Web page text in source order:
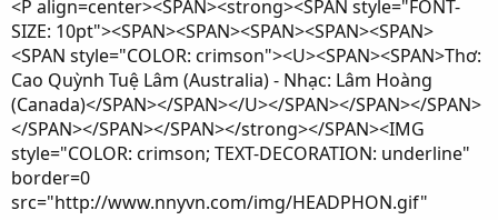
<P align=center><SPAN><strong><SPAN style="FONT-
SIZE: 10pt"><SPAN><SPAN><SPAN><SPAN><SPAN>
<SPAN style="COLOR: crimson"><U><SPAN><SPAN>Thơ:
Cao Quỳnh Tuệ Lâm (Australia) - Nhạc: Lâm Hoàng
(Canada)</SPAN></SPAN></U></SPAN></SPAN></SPAN>
</SPAN></SPAN></SPAN></strong></SPAN><IMG
style="COLOR: crimson; TEXT-DECORATION: underline"
border=0
src="http://www.nnyvn.com/img/HEADPHON.gif"